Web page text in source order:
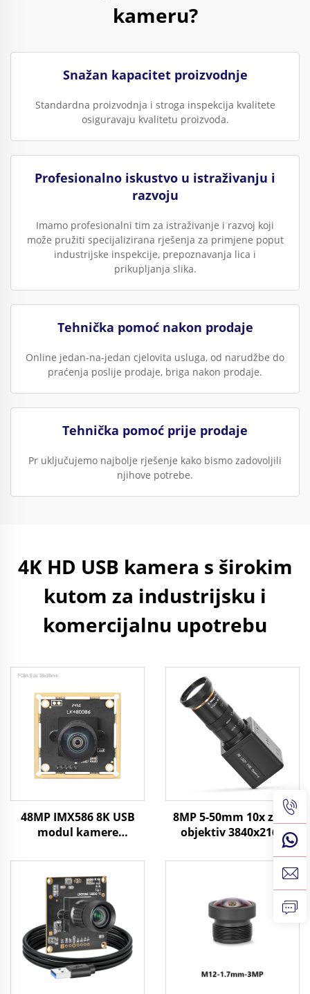
kameru?
Snažan kapacitet proizvodnje
Standardna proizvodnja i stroga inspekcija kvalitete
osiguravaju kvalitetu proizvoda.
Profesionalno iskustvo u istraživanju i
razvoju
Imamo profesionalni tim za istraživanje i razvoj koji
može pružiti specijalizirana rješenja za primjene poput
industrijske inspekcije, prepoznavanja lica i
prikupljanja slika.
Tehnička pomoć nakon prodaje
Online jedan-na-jedan cjelovita usluga, od narudžbe do
praćenja poslije prodaje, briga nakon prodaje.
Tehnička pomoć prije prodaje
Pr uključujemo najbolje rješenje kako bismo zadovoljili
njihove potrebe.
4K HD USB kamera s širokim
kutom za industrijsku i
komercijalnu upotrebu
48MP IMX586 8K USB
modul kamere
CMOS prepoznavanje
slikovnih datoteka
8MP 5-50mm 10x zum
objektiv 3840x2160
30fps industrijska vizija
CMOS UVC SDK 4K USB